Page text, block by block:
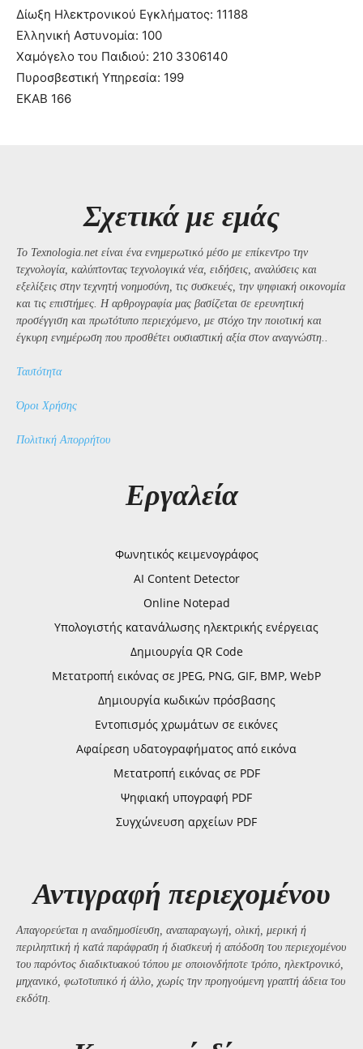
Δίωξη Ηλεκτρονικού Εγκλήματος: 11188
Ελληνική Αστυνομία: 100
Χαμόγελο του Παιδιού: 210 3306140
Πυροσβεστική Υπηρεσία: 199
ΕΚΑΒ 166
Σχετικά με εμάς
Το Texnologia.net είναι ένα ενημερωτικό μέσο με επίκεντρο την
τεχνολογία, καλύπτοντας τεχνολογικά νέα, ειδήσεις, αναλύσεις και
εξελίξεις στην τεχνητή νοημοσύνη, τις συσκευές, την ψηφιακή οικονομία
και τις επιστήμες. Η αρθρογραφία μας βασίζεται σε ερευνητική
προσέγγιση και πρωτότυπο περιεχόμενο, με στόχο την ποιοτική και
έγκυρη ενημέρωση που προσθέτει ουσιαστική αξία στον αναγνώστη..
Ταυτότητα
Όροι Χρήσης
Πολιτική Απορρήτου
Εργαλεία
Φωνητικός κειμενογράφος
AI Content Detector
Online Notepad
Υπολογιστής κατανάλωσης ηλεκτρικής ενέργειας
Δημιουργία QR Code
Μετατροπή εικόνας σε JPEG, PNG, GIF, BMP, WebP
Δημιουργία κωδικών πρόσβασης
Εντοπισμός χρωμάτων σε εικόνες
Αφαίρεση υδατογραφήματος από εικόνα
Μετατροπή εικόνας σε PDF
Ψηφιακή υπογραφή PDF
Συγχώνευση αρχείων PDF
Αντιγραφή περιεχομένου
Απαγορεύεται η αναδημοσίευση, αναπαραγωγή, ολική, μερική ή
περιληπτική ή κατά παράφραση ή διασκευή ή απόδοση του περιεχομένου
του παρόντος διαδικτυακού τόπου με οποιονδήποτε τρόπο, ηλεκτρονικό,
μηχανικό, φωτοτυπικό ή άλλο, χωρίς την προηγούμενη γραπτή άδεια του
εκδότη.